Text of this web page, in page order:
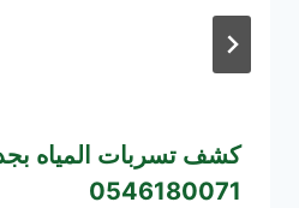
كشف تسربات المياه
0546180071